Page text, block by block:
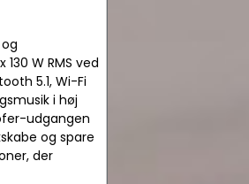
W RMS ved
5.1, Wi-Fi
i høj
udgangen
og spare
der